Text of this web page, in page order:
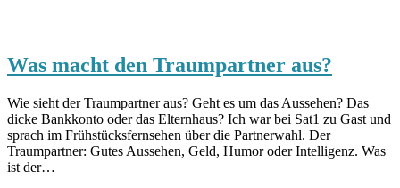
Was macht den Traumpartner aus?
Wie sieht der Traumpartner aus? Geht es um das Aussehen? Das
dicke Bankkonto oder das Elternhaus? Ich war bei Sat1 zu Gast und
sprach im Frühstücksfernsehen über die Partnerwahl. Der
Traumpartner: Gutes Aussehen, Geld, Humor oder Intelligenz. Was
ist der…